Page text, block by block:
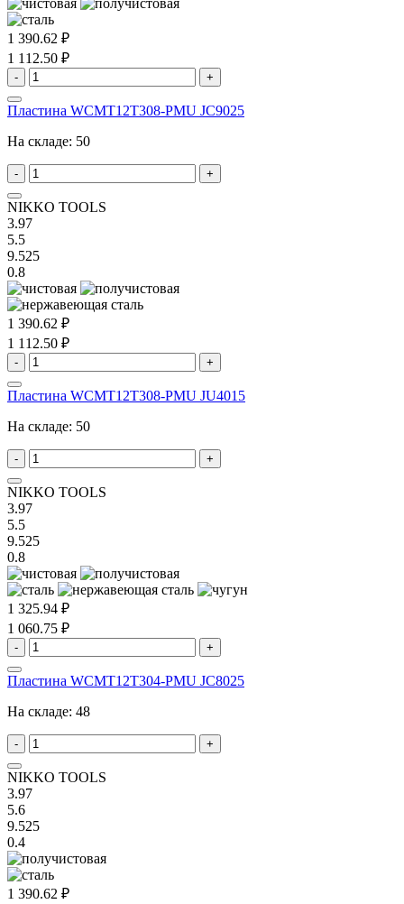
1 390.62 ₽
1 112.50 ₽
- +
Пластина WCMT12T308-PMU JC9025
На складе: 50
- +
NIKKO TOOLS
3.97
5.5
9.525
0.8
1 390.62 ₽
1 112.50 ₽
- +
Пластина WCMT12T308-PMU JU4015
На складе: 50
- +
NIKKO TOOLS
3.97
5.5
9.525
0.8
1 325.94 ₽
1 060.75 ₽
- +
Пластина WCMT12T304-PMU JC8025
На складе: 48
- +
NIKKO TOOLS
3.97
5.6
9.525
0.4
1 390.62 ₽